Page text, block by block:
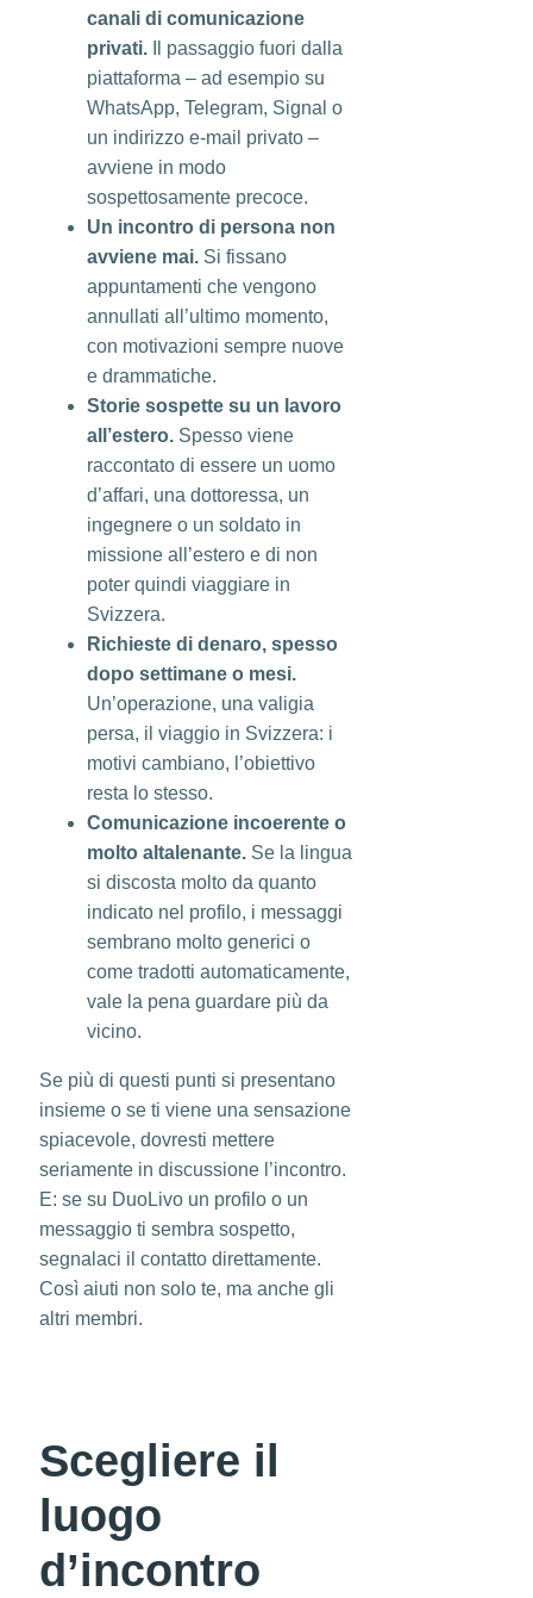
canali di comunicazione
privati.Il passaggio fuori dalla
piattaforma – ad esempio su
WhatsApp, Telegram, Signal o
un indirizzo e-mail privato –
avviene in modo
sospettosamente precoce.
Un incontro di persona non
avviene mai.Si fissano
appuntamenti che vengono
annullati all’ultimo momento,
con motivazioni sempre nuove
e drammatiche.
Storie sospette su un lavoro
all’estero.Spesso viene
raccontato di essere un uomo
d’affari, una dottoressa, un
ingegnere o un soldato in
missione all’estero e di non
poter quindi viaggiare in
Svizzera.
Richieste di denaro, spesso
dopo settimane o mesi.
Un’operazione, una valigia
persa, il viaggio in Svizzera: i
motivi cambiano, l’obiettivo
resta lo stesso.
Comunicazione incoerente o
molto altalenante.Se la lingua
si discosta molto da quanto
indicato nel profilo, i messaggi
sembrano molto generici o
come tradotti automaticamente,
vale la pena guardare più da
vicino.
Se più di questi punti si presentano
insieme o se ti viene una sensazione
spiacevole, dovresti mettere
seriamente in discussione l’incontro.
E: se su DuoLivo un profilo o un
messaggio ti sembra sospetto,
segnalaci il contatto direttamente.
Così aiuti non solo te, ma anche gli
altri membri.
Scegliere il
luogo
d’incontro